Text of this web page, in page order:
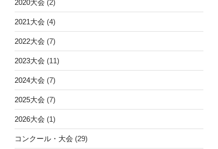
2020大会 (2)
2021大会 (4)
2022大会 (7)
2023大会 (11)
2024大会 (7)
2025大会 (7)
2026大会 (1)
コンクール・大会 (29)